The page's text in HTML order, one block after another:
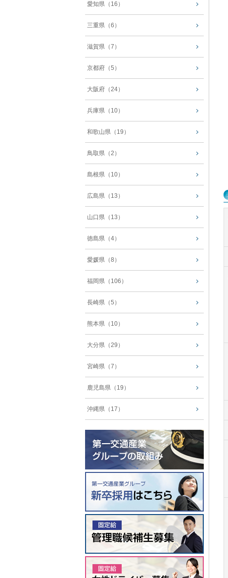
愛知県（16）
三重県（6）
滋賀県（7）
京都府（5）
大阪府（24）
兵庫県（10）
和歌山県（19）
鳥取県（2）
島根県（10）
広島県（13）
山口県（13）
徳島県（4）
愛媛県（8）
福岡県（106）
長崎県（5）
熊本県（10）
大分県（29）
宮崎県（7）
鹿児島県（19）
沖縄県（17）